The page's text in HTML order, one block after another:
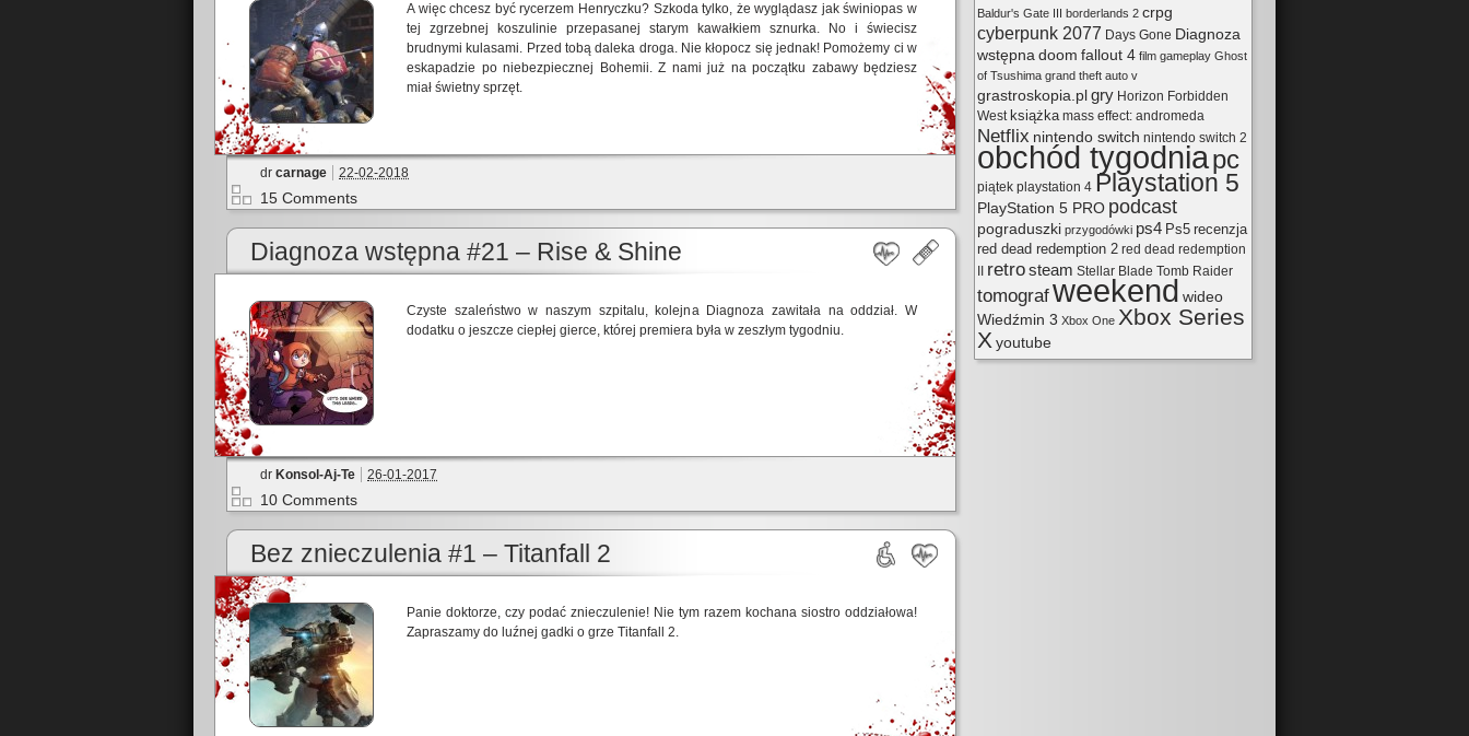
A więc chcesz być rycerzem Henryczku? Szkoda tylko, że wyglądasz jak świniopas w
tej zgrzebnej koszulinie przepasanej starym kawałkiem sznurka. No i świecisz
brudnymi kulasami. Przed tobą daleka droga. Nie kłopocz się jednak! Pomożemy ci w
eskapadzie po niebezpiecznej Bohemii. Z nami już na początku zabawy będziesz
miał świetny sprzęt.
dr carnage 22-02-2018
15 Comments
Diagnoza wstępna #21 – Rise & Shine
Czyste szaleństwo w naszym szpitalu, kolejna Diagnoza zawitała na oddział. W
dodatku o jeszcze ciepłej gierce, której premiera była w zeszłym tygodniu.
dr Konsol-Aj-Te 26-01-2017
10 Comments
Bez znieczulenia #1 – Titanfall 2
Panie doktorze, czy podać znieczulenie! Nie tym razem kochana siostro oddziałowa!
Zapraszamy do luźnej gadki o grze Titanfall 2.
Baldur's Gate III borderlands 2 crpg
cyberpunk 2077 Days Gone Diagnoza
wstępnadoom fallout 4 film gameplay Ghost
of Tsushima grand theft auto v
grastroskopia.pl gry Horizon Forbidden
West książka mass effect: andromeda
Netflix nintendo switch nintendo switch 2
obchód tygodniapc
piątek playstation 4 Playstation 5
PlayStation 5 PRO podcast
pograduszki przygodówki ps4 Ps5 recenzja
red dead redemption 2 red dead redemption
retrosteam Stellar Blade Tomb Raider
tomografweekend wideo
Wiedźmin 3 Xbox One Xbox Series
X youtube